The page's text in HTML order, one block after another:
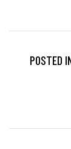
POSTED